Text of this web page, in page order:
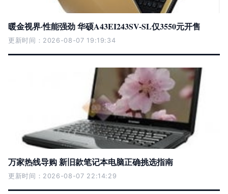
暖金视界·性能强劲 华硕A43EI243SV-SL仅3550元开售
更新时间：2026-08-07 19:19:34
万家热线导购 新旧款笔记本电脑正确挑选指南
更新时间：2026-08-07 22:14:29